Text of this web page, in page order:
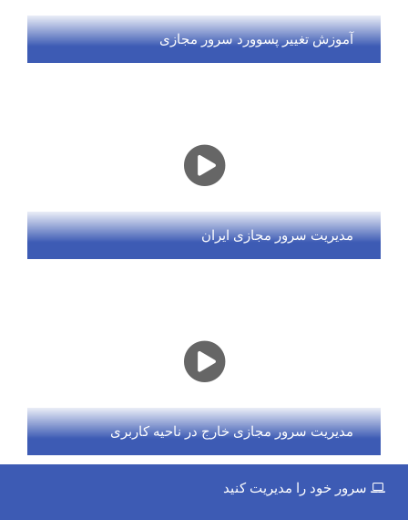
آموزش تغییر پسوورد سرور مجازی
مدیریت سرور مجازی ایران
مدیریت سرور مجازی خارج در ناحیه کاربری
سرور خود را مدیریت کنید